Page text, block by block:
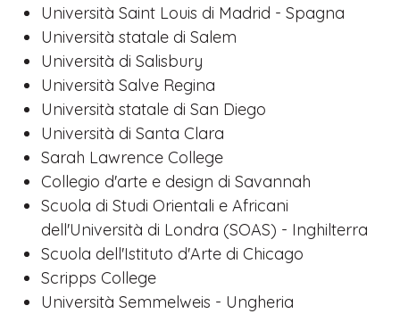
Università Saint Louis di Madrid - Spagna
Università statale di Salem
Università di Salisbury
Università Salve Regina
Università statale di San Diego
Università di Santa Clara
Sarah Lawrence College
Collegio d'arte e design di Savannah
Scuola di Studi Orientali e Africani
dell'Università di Londra (SOAS) - Inghilterra
Scuola dell'Istituto d'Arte di Chicago
Scripps College
Università Semmelweis - Ungheria